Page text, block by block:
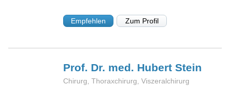
Empfehlen Zum Profil
Prof. Dr. med. HubertStein
Chirurg, Thoraxchirurg, Viszeralchirurg